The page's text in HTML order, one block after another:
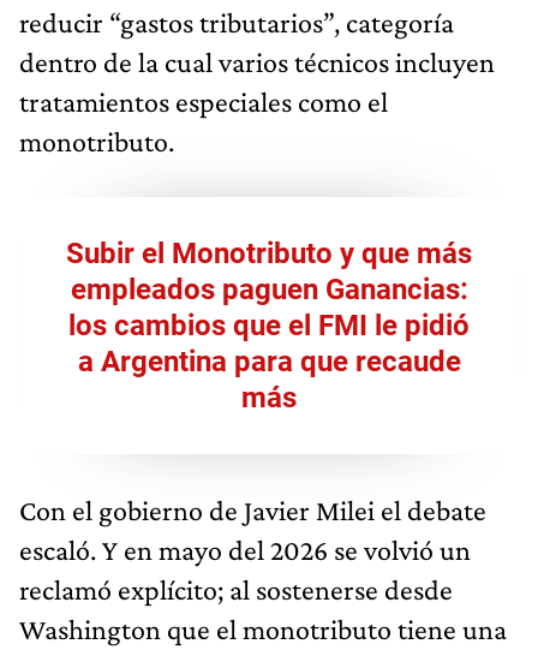
reducir “gastos tributarios”, categoría
dentro de la cual varios técnicos incluyen
tratamientos especiales como el
monotributo.
Subir el Monotributo y que más
empleados paguen Ganancias:
los cambios que el FMI le pidió
a Argentina para que recaude
más
Con el gobierno de Javier Milei el debate
escaló. Y en mayo del 2026 se volvió un
reclamó explícito; al sostenerse desde
Washington que el monotributo tiene una